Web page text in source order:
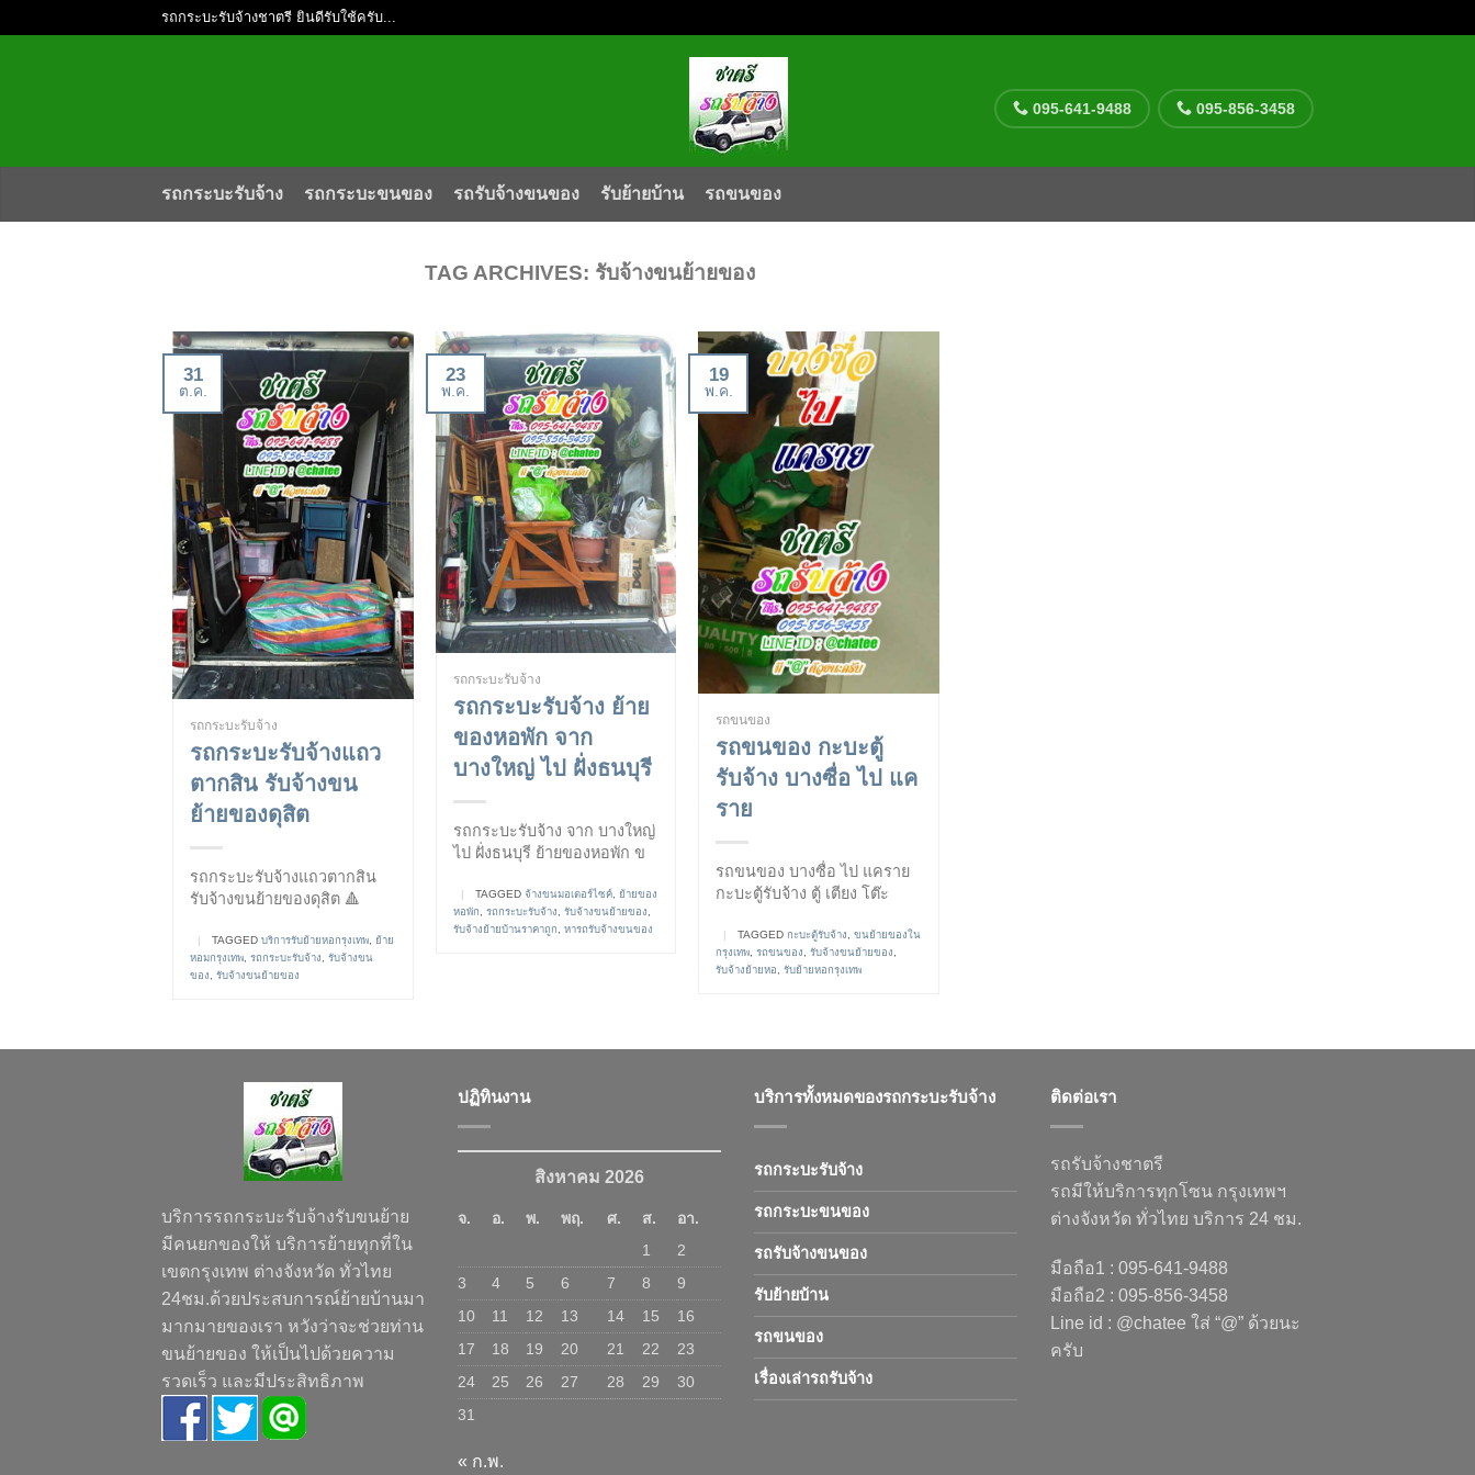
รถกระบะรับจ้างชาตรี ยินดีรับใช้ครับ...
095-641-9488 095-856-3458
รถกระบะรับจ้าง รถกระบะขนของ รถรับจ้างขนของ รับย้ายบ้าน รถขนของ
TAG ARCHIVES: รับจ้างขนย้ายของ
31
ต.ค.
รถกระบะรับจ้าง
รถกระบะรับจ้างแถว
ตากสิน รับจ้างขน
ย้ายของดุสิต
รถกระบะรับจ้างแถวตากสิน
รับจ้างขนย้ายของดุสิต 🔺
| TAGGED บริการรับย้ายหอกรุงเทพ
ย้าย
หอมกรุงเทพ รถกระบะรับจ้าง
รับจ้างขน
ของ
รับจ้างขนย้ายของ
23
พ.ค.
รถกระบะรับจ้าง
รถกระบะรับจ้าง ย้าย
ของหอพัก จาก
บางใหญ่ ไป ฝั่งธนบุรี
รถกระบะรับจ้าง จาก บางใหญ่
ไป ฝั่งธนบุรี ย้ายของหอพัก ข
| TAGGED จ้างขนมอเตอร์ไซค์,
ย้ายของ
หอพัก
รถกระบะรับจ้าง รับจ้างขนย้ายของ
รับจ้างย้ายบ้านราคาถูก
หารถรับจ้างขนของ
19
พ.ค.
รถขนของ
รถขนของ กะบะตู้
รับจ้าง บางซื่อ ไป แค
ราย
รถขนของ บางซื่อ ไป แคราย
กะบะตู้รับจ้าง ตู้ เตียง โต๊ะ
| TAGGEDกะบะตู้รับจ้าง ,ขนย้ายของใน
กรุงเทพ ,รถขนของ ,รับจ้างขนย้ายของ
รับจ้างย้ายหอ
,รับย้ายหอกรุงเทพ
บริการรถกระบะรับจ้างรับขนย้าย
มีคนยกของให้ บริการย้ายทุกที่ใน
เขตกรุงเทพ ต่างจังหวัด ทั่วไทย
24ชม.ด้วยประสบการณ์ย้ายบ้านมา
มากมายของเรา หวังว่าจะช่วยท่าน
ขนย้ายของ ให้เป็นไปด้วยความ
รวดเร็ว และมีประสิทธิภาพ
ปฏิทินงาน
สิงหาคม 2026
จ. อ. พ. พฤ. ศ. ส.
อา.
1
2
3
4 5 6 7 8
9
10
11 12 13 14 15
16
17
18 19 20 21 22
23
24
25 26 27 28 29
30
31
« ก.พ.
บริการทั้งหมดของรถกระบะรับจ้าง
รถกระบะรับจ้าง
รถกระบะขนของ
รถรับจ้างขนของ
รับย้ายบ้าน
รถขนของ
เรื่องเล่ารถรับจ้าง
ติดต่อเรา
รถรับจ้างชาตรี
รถมีให้บริการทุกโซน กรุงเทพฯ
ต่างจังหวัด ทั่วไทย บริการ 24 ชม.
มือถือ1 : 095-641-9488
มือถือ2 : 095-856-3458
Line id : @chatee ใส่ “@” ด้วยนะ
ครับ